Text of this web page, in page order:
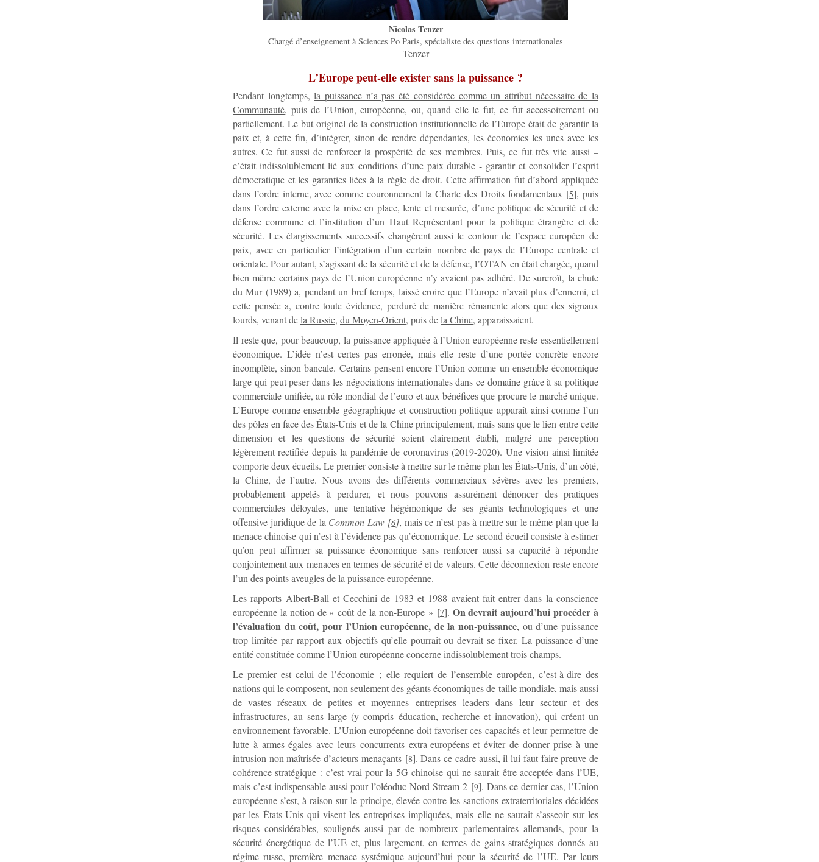
Nicolas Tenzer
Chargé d’enseignement à Sciences Po Paris, spécialiste des questions internationales
Tenzer
L’Europe peut-elle exister sans la puissance ?
Pendant longtemps,la puissance n’a pas été considérée comme un attribut nécessaire de la
Communauté, puis de l’Union, européenne, ou, quand elle le fut, ce fut accessoirement ou
partiellement. Le but originel de la construction institutionnelle de l’Europe était de garantir la
paix et, à cette fin, d’intégrer, sinon de rendre dépendantes, les économies les unes avec les
autres. Ce fut aussi de renforcer la prospérité de ses membres. Puis, ce fut très vite aussi –
c’était indissolublement lié aux conditions d’une paix durable - garantir et consolider l’esprit
démocratique et les garanties liées à la règle de droit. Cette affirmation fut d’abord appliquée
dans l’ordre interne, avec comme couronnement la Charte des Droits fondamentaux [5], puis
dans l’ordre externe avec la mise en place, lente et mesurée, d’une politique de sécurité et de
défense commune et l’institution d’un Haut Représentant pour la politique étrangère et de
sécurité. Les élargissements successifs changèrent aussi le contour de l’espace européen de
paix, avec en particulier l’intégration d’un certain nombre de pays de l’Europe centrale et
orientale. Pour autant, s’agissant de la sécurité et de la défense, l’OTAN en était chargée, quand
bien même certains pays de l’Union européenne n’y avaient pas adhéré. De surcroît, la chute
du Mur (1989) a, pendant un bref temps, laissé croire que l’Europe n’avait plus d’ennemi, et
cette pensée a, contre toute évidence, perduré de manière rémanente alors que des signaux
lourds, venant dela Russie, du Moyen-Orient, puis dela Chine, apparaissaient.
Il reste que, pour beaucoup, la puissance appliquée à l’Union européenne reste essentiellement
économique. L’idée n’est certes pas erronée, mais elle reste d’une portée concrète encore
incomplète, sinon bancale. Certains pensent encore l’Union comme un ensemble économique
large qui peut peser dans les négociations internationales dans ce domaine grâce à sa politique
commerciale unifiée, au rôle mondial de l’euro et aux bénéfices que procure le marché unique.
L’Europe comme ensemble géographique et construction politique apparaît ainsi comme l’un
des pôles en face des États-Unis et de la Chine principalement, mais sans que le lien entre cette
dimension et les questions de sécurité soient clairement établi, malgré une perception
légèrement rectifiée depuis la pandémie de coronavirus (2019-2020). Une vision ainsi limitée
comporte deux écueils. Le premier consiste à mettre sur le même plan les États-Unis, d’un côté,
la Chine, de l’autre. Nous avons des différents commerciaux sévères avec les premiers,
probablement appelés à perdurer, et nous pouvons assurément dénoncer des pratiques
commerciales déloyales, une tentative hégémonique de ses géants technologiques et une
offensive juridique de la Common Law[6], mais ce n’est pas à mettre sur le même plan que la
menace chinoise qui n’est à l’évidence pas qu’économique. Le second écueil consiste à estimer
qu’on peut affirmer sa puissance économique sans renforcer aussi sa capacité à répondre
conjointement aux menaces en termes de sécurité et de valeurs. Cette déconnexion reste encore
l’un des points aveugles de la puissance européenne.
Les rapports Albert-Ball et Cecchini de 1983 et 1988 avaient fait entrer dans la conscience
européenne la notion de « coût de la non-Europe » [7]. On devrait aujourd’hui procéder à
l’évaluation du coût, pour l’Union européenne, de la non-puissance, ou d’une puissance
trop limitée par rapport aux objectifs qu’elle pourrait ou devrait se fixer. La puissance d’une
entité constituée comme l’Union européenne concerne indissolublement trois champs.
Le premier est celui de l’économie ; elle requiert de l’ensemble européen, c’est-à-dire des
nations qui le composent, non seulement des géants économiques de taille mondiale, mais aussi
de vastes réseaux de petites et moyennes entreprises leaders dans leur secteur et des
infrastructures, au sens large (y compris éducation, recherche et innovation), qui créent un
environnement favorable. L’Union européenne doit favoriser ces capacités et leur permettre de
lutte à armes égales avec leurs concurrents extra-européens et éviter de donner prise à une
intrusion non maîtrisée d’acteurs menaçants[8]. Dans ce cadre aussi, il lui faut faire preuve de
cohérence stratégique : c’est vrai pour la 5G chinoise qui ne saurait être acceptée dans l’UE,
mais c’est indispensable aussi pour l’oléoduc Nord Stream 2[9]. Dans ce dernier cas, l’Union
européenne s’est, à raison sur le principe, élevée contre les sanctions extraterritoriales décidées
par les États-Unis qui visent les entreprises impliquées, mais elle ne saurait s’asseoir sur les
risques considérables, soulignés aussi par de nombreux parlementaires allemands, pour la
sécurité énergétique de l’UE et, plus largement, en termes de gains stratégiques donnés au
régime russe, première menace systémique aujourd’hui pour la sécurité de l’UE. Par leurs